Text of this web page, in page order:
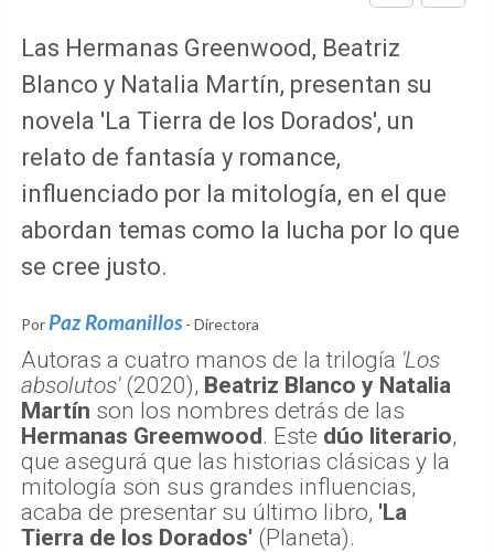
Las Hermanas Greenwood, Beatriz
Blanco y Natalia Martín, presentan su
novela 'La Tierra de los Dorados', un
relato de fantasía y romance,
influenciado por la mitología, en el que
abordan temas como la lucha por lo que
se cree justo.
Por Paz Romanillos - Directora
Autoras a cuatro manos de la trilogía 'Los
absolutos'(2020), Beatriz Blanco y Natalia
Martín son los nombres detrás de las
Hermanas Greemwood. Este dúo literario,
que asegurá que las historias clásicas y la
mitología son sus grandes influencias,
acaba de presentar su último libro, 'La
Tierra de los Dorados' (Planeta).